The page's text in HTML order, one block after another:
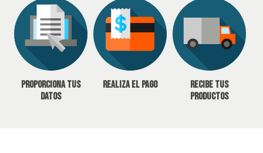
Proporciona tus
datos
Realiza el pago
Recibe tus
productos